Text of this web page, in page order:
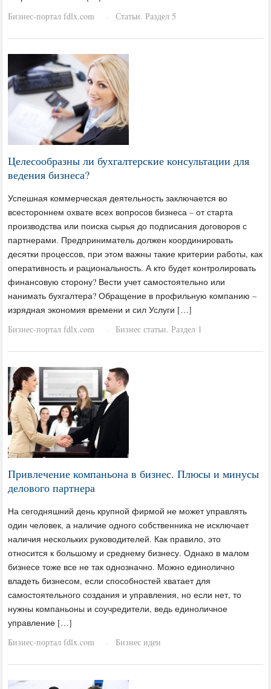
Бизнес-портал fdlx.com
· Статьи. Раздел 5
Целесообразны ли бухгалтерские консультации для
ведения бизнеса?
Успешная коммерческая деятельность заключается во
всестороннем охвате всех вопросов бизнеса – от старта
производства или поиска сырья до подписания договоров с
партнерами. Предприниматель должен координировать
десятки процессов, при этом важны такие критерии работы, как
оперативность и рациональность. А кто будет контролировать
финансовую сторону? Вести учет самостоятельно или
нанимать бухгалтера? Обращение в профильную компанию –
изрядная экономия времени и сил Услуги […]
Бизнес-портал fdlx.com
· Бизнес статьи. Раздел 1
Привлечение компаньона в бизнес. Плюсы и минусы
делового партнера
На сегодняшний день крупной фирмой не может управлять
один человек, а наличие одного собственника не исключает
наличия нескольких руководителей. Как правило, это
относится к большому и среднему бизнесу. Однако в малом
бизнесе тоже все не так однозначно. Можно единолично
владеть бизнесом, если способностей хватает для
самостоятельного создания и управления, но если нет, то
нужны компаньоны и соучредители, ведь единоличное
управление […]
Бизнес-портал fdlx.com
· Бизнес идеи